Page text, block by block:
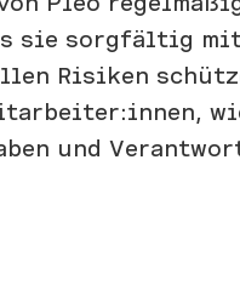
sie sorgfältig mit
Risiken
und